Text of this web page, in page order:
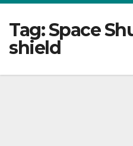
Tag:Space
shield